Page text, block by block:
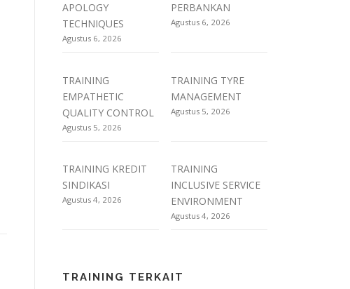
APOLOGY
TECHNIQUES
Agustus 6, 2026
PERBANKAN
Agustus 6, 2026
TRAINING
EMPATHETIC
QUALITY CONTROL
Agustus 5, 2026
TRAINING TYRE
MANAGEMENT
Agustus 5, 2026
TRAINING KREDIT
SINDIKASI
Agustus 4, 2026
TRAINING
INCLUSIVE SERVICE
ENVIRONMENT
Agustus 4, 2026
TRAINING TERKAIT